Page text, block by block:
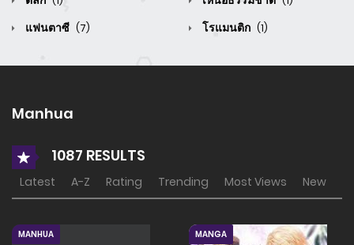
แฟนตาซี (7) โรแมนติก (1)
Manhua
1087 RESULTS
Latest A-Z Rating Trending Most Views New
MANHUA MANGA